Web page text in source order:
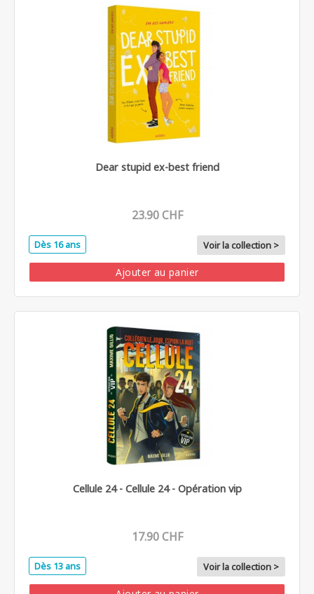
Dear stupid ex-best friend
23.90 CHF
Dès 16 ans Voir la collection >
Ajouter au panier
Cellule 24 - Cellule 24 - Opération vip
17.90 CHF
Dès 13 ans Voir la collection >